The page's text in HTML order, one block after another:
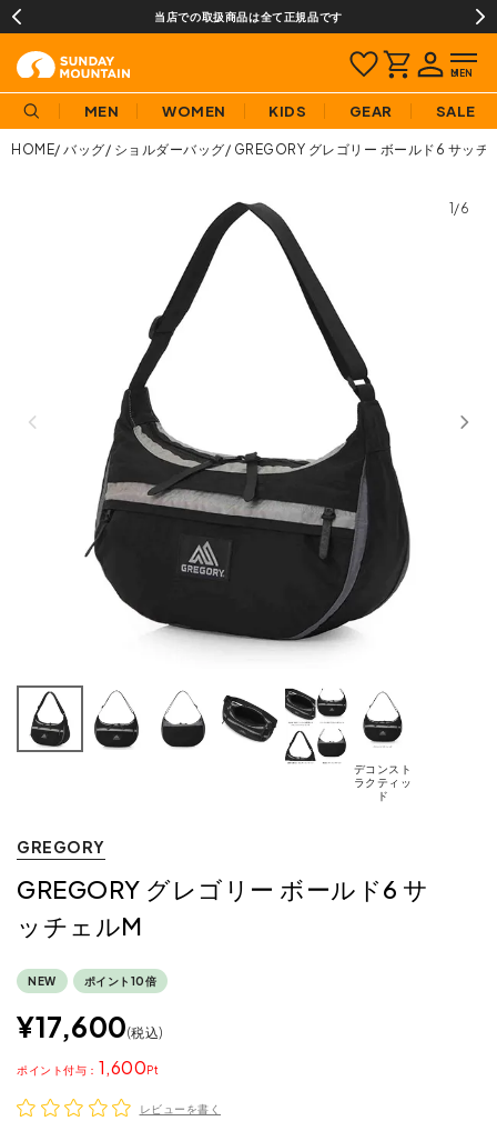
当店での取扱商品は全て正規品です
MEN WOMEN KIDS GEAR SALE
HOME バッグ ショルダーバッグ GREGORY グレゴリー ボールド6 サッチ
1/6
デコンスト
ラクティッ
ド
GREGORY
GREGORY グレゴリー ボールド6 サ
ッチェルM
NEW ポイント10倍
¥17,600 税込
1,600
ポイント
レビューを書く